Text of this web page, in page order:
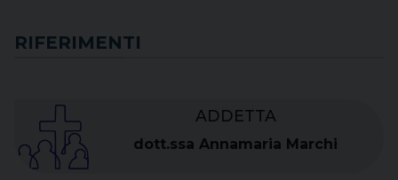
RIFERIMENTI
ADDETTA
dott.ssa Annamaria Marchi